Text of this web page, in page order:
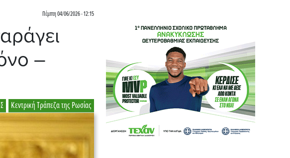
Πέμπτη 04/06/2026 - 12:15
–
Κεντρική Τράπεζα της Ρωσίας